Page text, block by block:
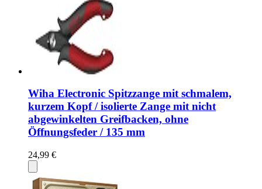
Wiha Electronic Spitzzange mit schmalem,
kurzem Kopf / isolierte Zange mit nicht
abgewinkelten Greifbacken, ohne
Öffnungsfeder / 135 mm
24,99 €